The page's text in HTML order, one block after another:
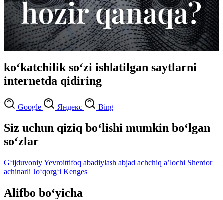
ko‘katchilik so‘zi ishlatilgan saytlarni
internetda qidiring
Google Яндекс Bing
Siz uchun qiziq bo‘lishi mumkin bo‘lgan
so‘zlar
G‘ijduvoniyYevroittifoq abadiylash abjad achchiq aʼlochi Sherdor
achinarli Jo‘qorg‘i Kenges
Alifbo bo‘yicha